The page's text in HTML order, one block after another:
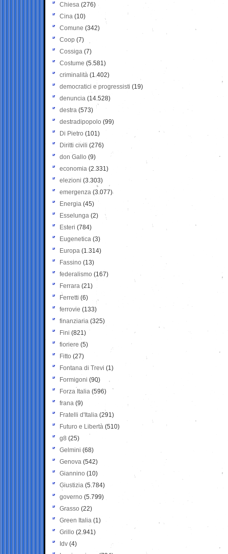
Chiesa (276)
Cina (10)
Comune (342)
Coop (7)
Cossiga (7)
Costume (5.581)
criminalità (1.402)
democratici e progressisti (19)
denuncia (14.528)
destra (573)
destradipopolo (99)
Di Pietro (101)
Diritti civili (276)
don Gallo (9)
economia (2.331)
elezioni (3.303)
emergenza (3.077)
Energia (45)
Esselunga (2)
Esteri (784)
Eugenetica (3)
Europa (1.314)
Fassino (13)
federalismo (167)
Ferrara (21)
Ferretti (6)
ferrovie (133)
finanziaria (325)
Fini (821)
fioriere (5)
Fitto (27)
Fontana di Trevi (1)
Formigoni (90)
Forza Italia (596)
frana (9)
Fratelli d'Italia (291)
Futuro e Libertà (510)
g8 (25)
Gelmini (68)
Genova (542)
Giannino (10)
Giustizia (5.784)
governo (5.799)
Grasso (22)
Green Italia (1)
Grillo (2.941)
Idv (4)